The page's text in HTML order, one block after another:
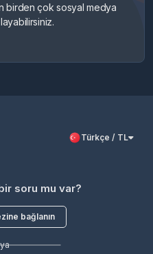
birden çok sosyal medya
Türkçe / TL
soru mu var?
bağlanın